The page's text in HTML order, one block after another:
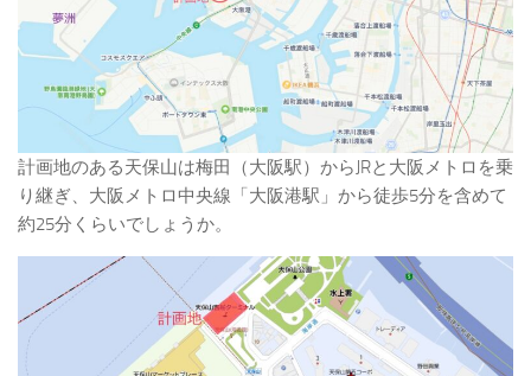
計画地のある天保山は梅田（大阪駅）からJRと大阪メトロを乗
り継ぎ、大阪メトロ中央線「大阪港駅」から徒歩5分を含めて
約25分くらいでしょうか。